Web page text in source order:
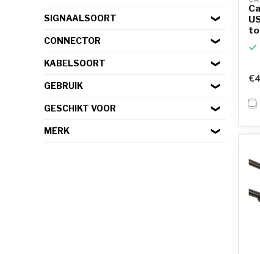
SIGNAALSOORT
CONNECTOR
KABELSOORT
GEBRUIK
GESCHIKT VOOR
MERK